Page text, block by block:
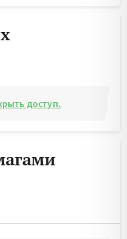
доступ.